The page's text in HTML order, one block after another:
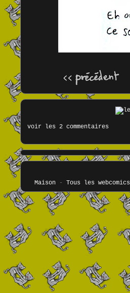
voir les 2 commentaires
Maison- Tous les webcomics